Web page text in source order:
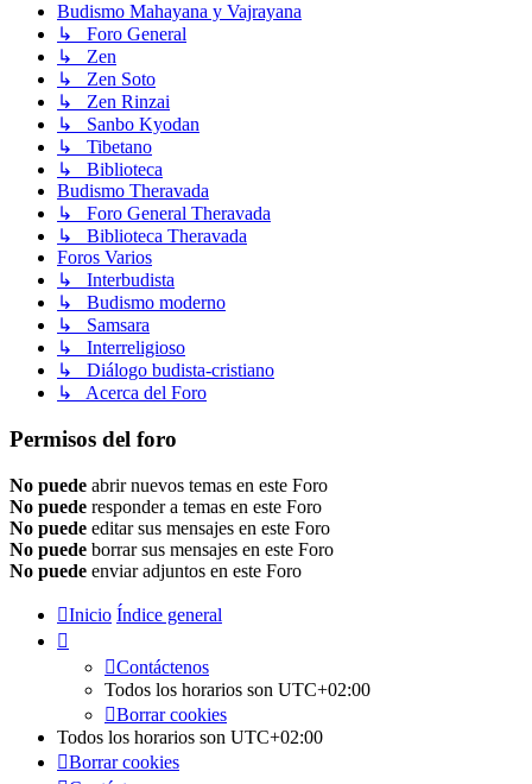
Budismo Mahayana y Vajrayana
↳ Foro General
↳ Zen
↳ Zen Soto
↳ Zen Rinzai
↳ Sanbo Kyodan
↳ Tibetano
↳ Biblioteca
Budismo Theravada
↳ Foro General Theravada
↳ Biblioteca Theravada
Foros Varios
↳ Interbudista
↳ Budismo moderno
↳ Samsara
↳ Interreligioso
↳ Diálogo budista-cristiano
↳ Acerca del Foro
Permisos del foro
No puede abrir nuevos temas en este Foro
No puede responder a temas en este Foro
No puede editar sus mensajes en este Foro
No puede borrar sus mensajes en este Foro
No puede enviar adjuntos en este Foro
Inicio Índice general
Contáctenos
Todos los horarios son UTC+02:00
Borrar cookies
Todos los horarios son UTC+02:00
Borrar cookies